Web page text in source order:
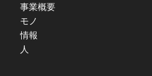
事業概要
モノ
情報
人